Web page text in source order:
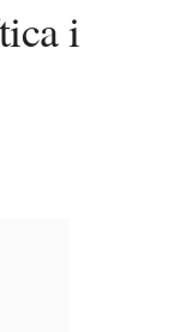
i